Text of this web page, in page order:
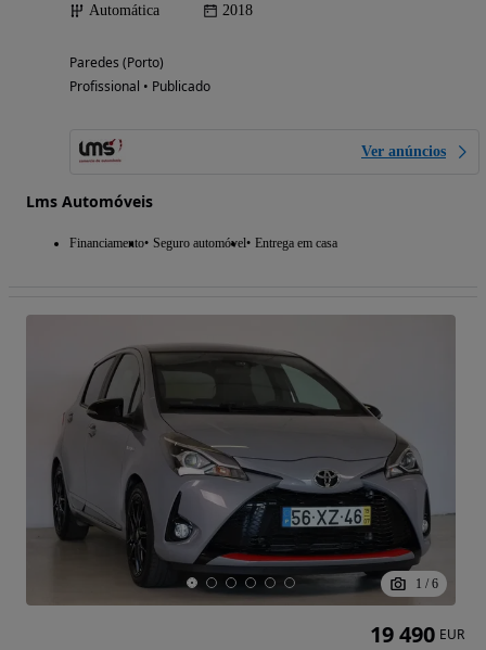
Automática
2018
Paredes (Porto)
Profissional • Publicado
Ver anúncios
Lms Automóveis
Financiamento Seguro automóvel Entrega em casa
1 / 6
19 490 EUR